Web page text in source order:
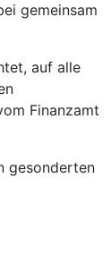
gemeinsam
auf alle
Finanzamt
gesonderten